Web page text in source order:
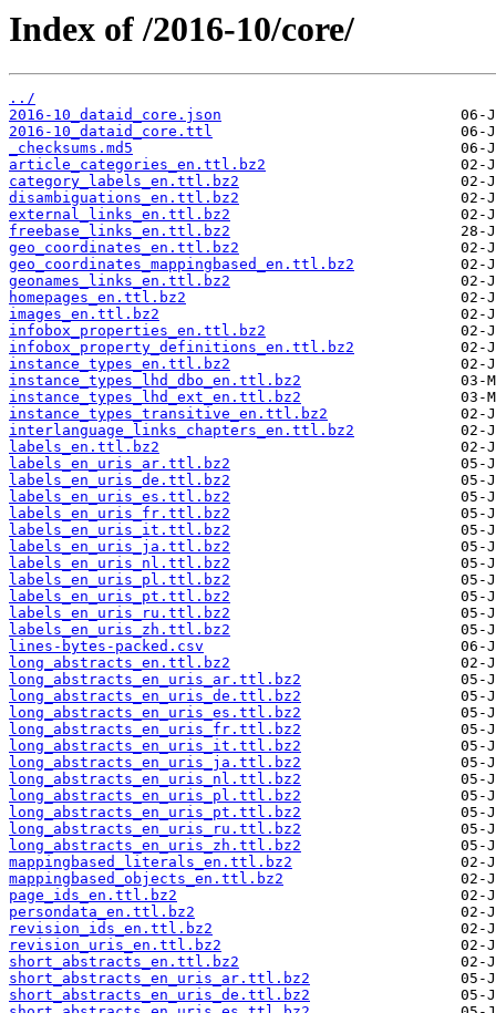
Index of /2016-10/core/
../
2016-10_dataid_core.json
2016-10_dataid_core.ttl
_checksums.md5
article_categories_en.ttl.bz2
category_labels_en.ttl.bz2
disambiguations_en.ttl.bz2
external_links_en.ttl.bz2
freebase_links_en.ttl.bz2
geo_coordinates_en.ttl.bz2
geo_coordinates_mappingbased_en.ttl.bz2
geonames_links_en.ttl.bz2
homepages_en.ttl.bz2
images_en.ttl.bz2
infobox_properties_en.ttl.bz2
infobox_property_definitions_en.ttl.bz2
instance_types_en.ttl.bz2
instance_types_lhd_dbo_en.ttl.bz2
instance_types_lhd_ext_en.ttl.bz2
instance_types_transitive_en.ttl.bz2
interlanguage_links_chapters_en.ttl.bz2
labels_en.ttl.bz2
labels_en_uris_ar.ttl.bz2
labels_en_uris_de.ttl.bz2
labels_en_uris_es.ttl.bz2
labels_en_uris_fr.ttl.bz2
labels_en_uris_it.ttl.bz2
labels_en_uris_ja.ttl.bz2
labels_en_uris_nl.ttl.bz2
labels_en_uris_pl.ttl.bz2
labels_en_uris_pt.ttl.bz2
labels_en_uris_ru.ttl.bz2
labels_en_uris_zh.ttl.bz2
lines-bytes-packed.csv
long_abstracts_en.ttl.bz2
long_abstracts_en_uris_ar.ttl.bz2
long_abstracts_en_uris_de.ttl.bz2
long_abstracts_en_uris_es.ttl.bz2
long_abstracts_en_uris_fr.ttl.bz2
long_abstracts_en_uris_it.ttl.bz2
long_abstracts_en_uris_ja.ttl.bz2
long_abstracts_en_uris_nl.ttl.bz2
long_abstracts_en_uris_pl.ttl.bz2
long_abstracts_en_uris_pt.ttl.bz2
long_abstracts_en_uris_ru.ttl.bz2
long_abstracts_en_uris_zh.ttl.bz2
mappingbased_literals_en.ttl.bz2
mappingbased_objects_en.ttl.bz2
page_ids_en.ttl.bz2
persondata_en.ttl.bz2
revision_ids_en.ttl.bz2
revision_uris_en.ttl.bz2
short_abstracts_en.ttl.bz2
short_abstracts_en_uris_ar.ttl.bz2
short_abstracts_en_uris_de.ttl.bz2